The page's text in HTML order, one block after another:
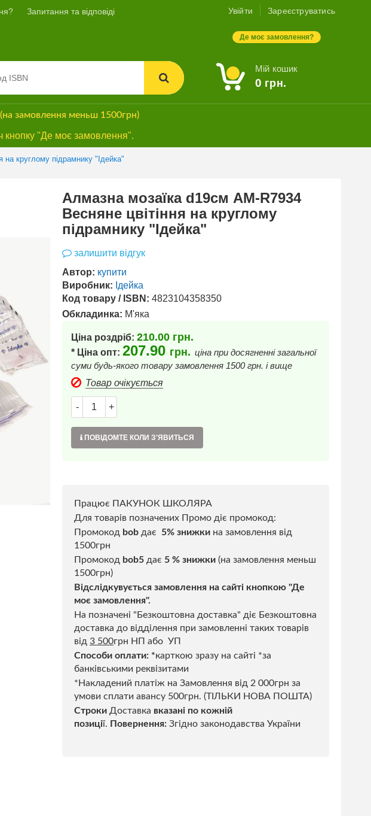
Запитання та відповіді Увійти Зареєструватись
Де моє замовлення?
Мій кошик
0 грн.
(на замовлення меньш 1500грн)
кнопку "Де моє замовлення".
круглому підрамнику "Ідейка"
Алмазна мозаїка d19см АМ-R7934
Весняне цвітіння на круглому
підрамнику "Ідейка"
залишити відгук
Автор: купити
Виробник: Ідейка
Код товару / ISBN: 4823104358350
Обкладинка: М'яка
Ціна роздріб: 210.00 грн.
* Ціна опт: 207.90 грн. ціна при досягненні загальної
суми будь-якого товару замовлення 1500 грн. і вище
Товар очікується
- +
ПОВІДОМТЕ КОЛИ З'ЯВИТЬСЯ
Працює ПАКУНОК ШКОЛЯРА
Для товарів позначених Промо діє промокод:
Промокод bob дає 5% знижки на замовлення від
1500грн
Промокод bob5 дає 5 % знижки (на замовлення меньш
1500грн)
Відслідкувується замовлення на сайті кнопкою "Де
моє замовлення".
На позначені "Безкоштовна доставка" діє Безкоштовна
доставка до відділення при замовленні таких товарів
від 3 500грн НП або УП
Способи оплати: *карткою зразу на сайті *за
банківськими реквізитами
*Накладений платіж на Замовлення від 2 000грн за
умови сплати авансу 500грн. (ТІЛЬКИ НОВА ПОШТА)
Строки Доставка вказані по кожній
позиції. Повернення: Згідно законодавства України